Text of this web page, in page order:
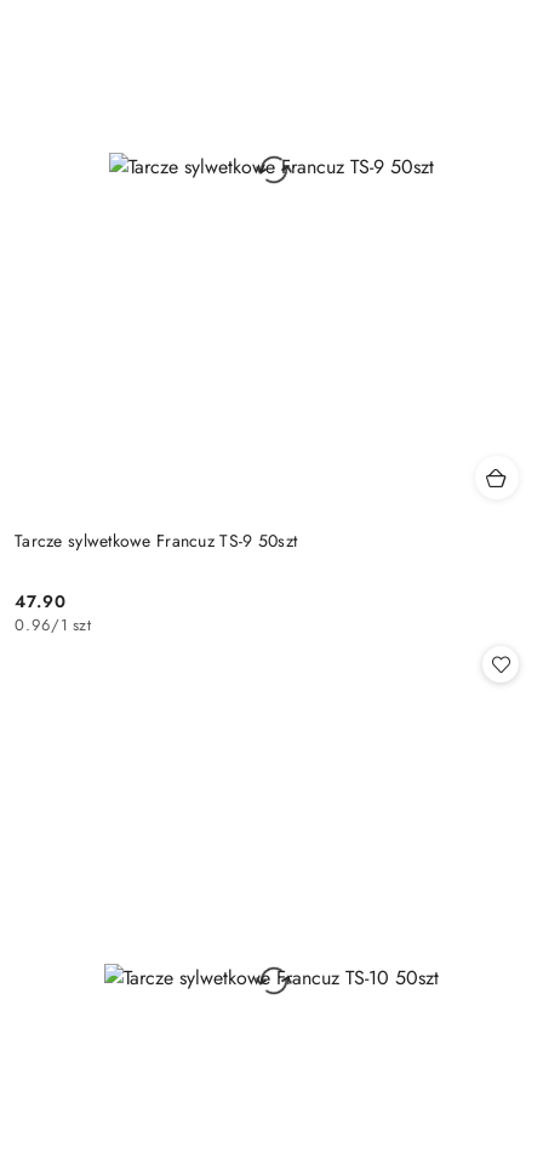
Tarcze sylwetkowe Francuz TS-9 50szt
Cena:
47.90
0.96/1 szt